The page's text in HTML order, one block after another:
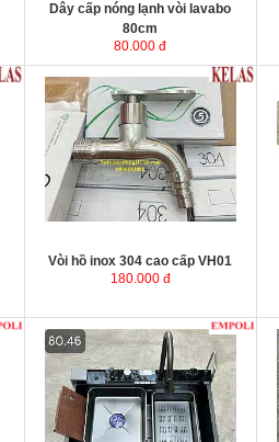
Dây cấp nóng lạnh vòi lavabo
80cm
80.000 đ
Vòi hồ inox 304 cao cấp VH01
180.000 đ